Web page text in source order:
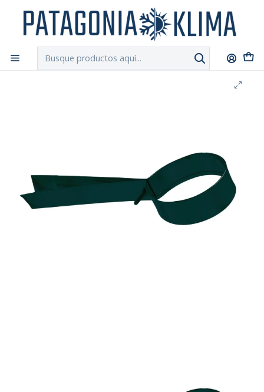
Chilexpress
Inicio Ductos y Hojalateria
Soporte Cañon Estufa Pellet 80 Mm Zinc-Alum Negro